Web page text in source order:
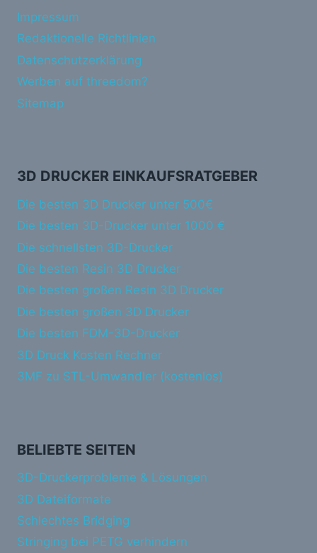
Impressum
Redaktionelle Richtlinien
Datenschutzerklärung
Werben auf threedom?
Sitemap
3D DRUCKER EINKAUFSRATGEBER
Die besten 3D Drucker unter 500€
Die besten 3D-Drucker unter 1000 €
Die schnellsten 3D-Drucker
Die besten Resin 3D Drucker
Die besten großen Resin 3D Drucker
Die besten großen 3D Drucker
Die besten FDM-3D-Drucker
3D Druck Kosten Rechner
3MF zu STL-Umwandler (kostenlos)
BELIEBTE SEITEN
3D-Druckerprobleme & Lösungen
3D Dateiformate
Schlechtes Bridging
Stringing bei PETG verhindern